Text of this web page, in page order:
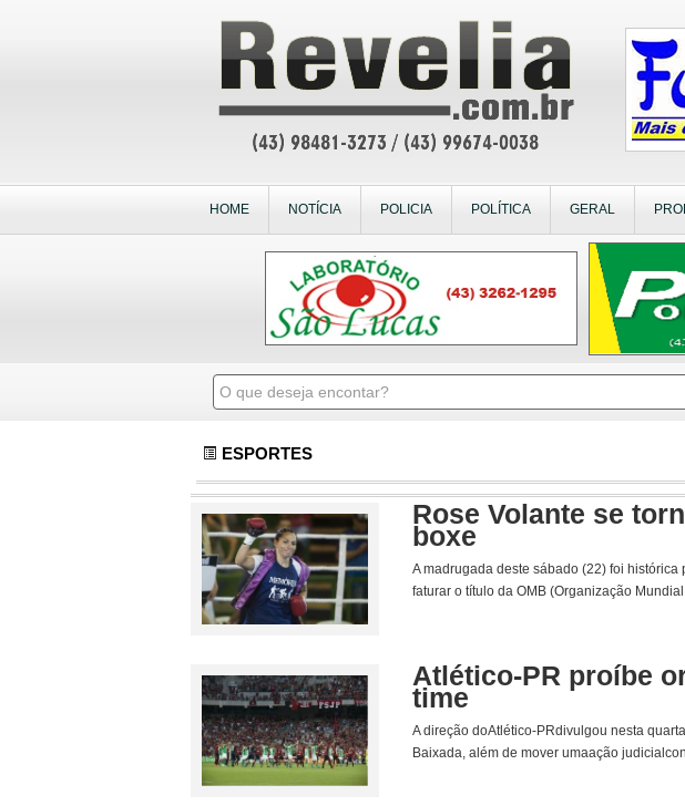
HOME NOTÍCIA POLICIA POLÍTICA GERAL
ESPORTES
Rose Volante se
boxe
A madrugada deste sábado (22) foi
faturar o título da OMB (Organização
Atlético-PR proíbe
time
A direção doAtlético-PRdivulgou nesta
Baixada, além de mover umaação